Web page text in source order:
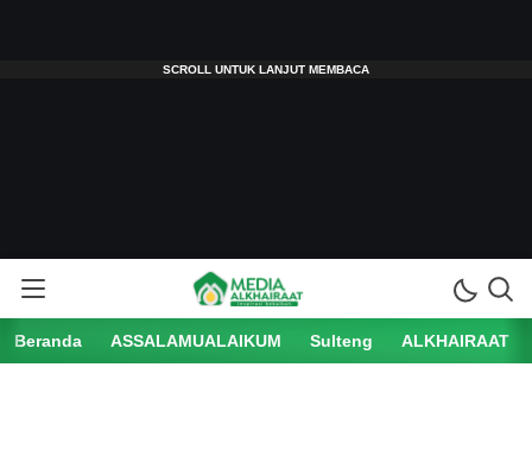
Beranda ASSALAMUALAIKUM Sulteng ALKHAIRAAT